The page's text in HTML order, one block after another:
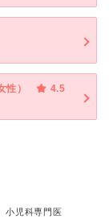
）
4.5
小児科専門医